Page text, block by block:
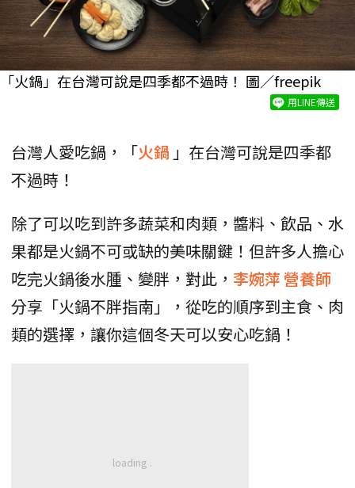
「火鍋」在台灣可說是四季都不過時！ 圖／freepik
用LINE傳送
台灣人愛吃鍋，「火鍋 」在台灣可說是四季都
不過時！
除了可以吃到許多蔬菜和肉類，醬料、飲品、水
果都是火鍋不可或缺的美味關鍵！但許多人擔心
吃完火鍋後水腫、變胖，對此， 李婉萍營養師
分享「火鍋不胖指南」，從吃的順序到主食、肉
類的選擇，讓你這個冬天可以安心吃鍋！